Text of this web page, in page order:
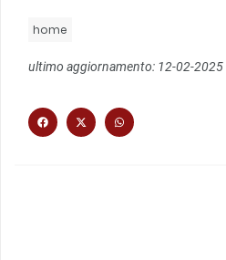
home
ultimo aggiornamento: 12-02-2025